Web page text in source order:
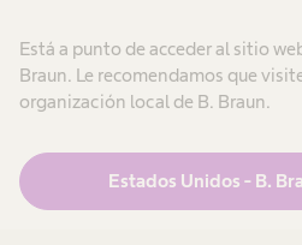
Está a punto de acceder al sitio
Braun. Le recomendamos que
organización local de B. Braun.
Estados Unidos - B.
¿Cómo puedo contactar la